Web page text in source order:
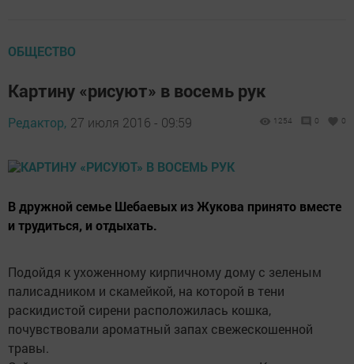
ОБЩЕСТВО
Картину «рисуют» в восемь рук
Редактор, 27 июля 2016 - 09:59 1254 0 0
В дружной семье Шебаевых из Жукова принято вместе
и трудиться, и отдыхать.
Подойдя к ухоженному кирпичному дому с зеленым
палисадником и скамейкой, на которой в тени
раскидистой сирени расположилась кошка,
почувствовали ароматный запах свежескошенной
травы.